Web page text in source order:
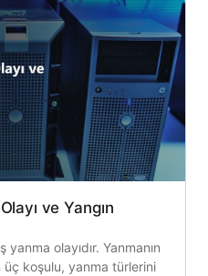
ve Yangın
yanma olayıdır. Yanmanın
koşulu, yanma türlerini